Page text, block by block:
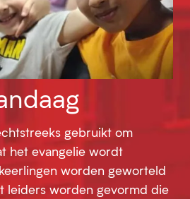
gebruikt om
het evangelie wordt
worden geworteld
leiders worden gevormd die